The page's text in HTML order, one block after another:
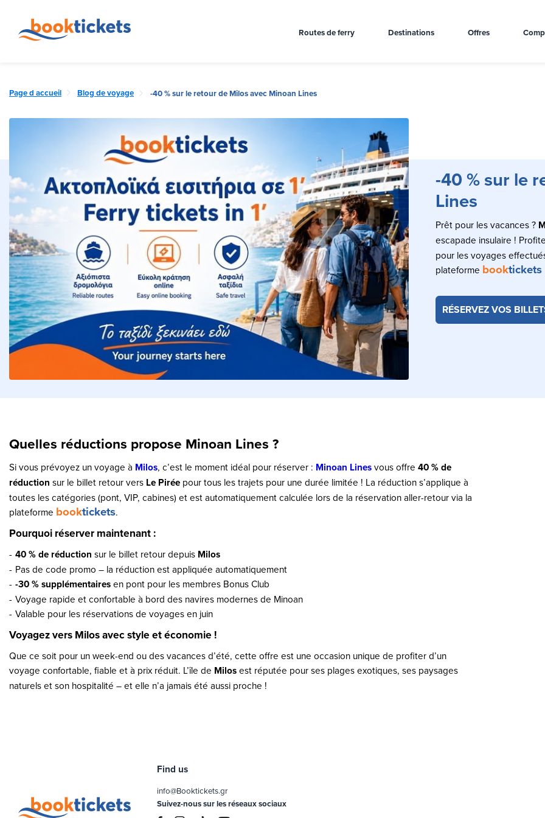
Routes de ferry Destinations Offres
Page d accueil Blog de voyage -40 % sur le retour de Milos avec Minoan Lines
-40 % sur le
Lines
Prêt pour les vacances ?
escapade insulaire !
pour les voyages
plateforme booktickets
RÉSERVEZ VOS
Quelles réductions propose Minoan Lines ?
Si vous prévoyez un voyage à Milos, c’est le moment idéal pour réserver : Minoan Linesvous offre 40 % de
réduction sur le billet retour vers Le Pirée pour tous les trajets pour une durée limitée ! La réduction s’applique à
toutes les catégories (pont, VIP, cabines) et est automatiquement calculée lors de la réservation aller-retour via la
plateforme booktickets.
Pourquoi réserver maintenant :
40 % de réduction sur le billet retour depuis Milos
Pas de code promo – la réduction est appliquée automatiquement
-30 % supplémentairesen pont pour les membres Bonus Club
Voyage rapide et confortable à bord des navires modernes de Minoan
Valable pour les réservations de voyages en juin
Voyagez vers Milos avec style et économie !
Que ce soit pour un week-end ou des vacances d’été, cette offre est une occasion unique de profiter d’un
voyage confortable, fiable et à prix réduit. L’île de Milosest réputée pour ses plages exotiques, ses paysages
naturels et son hospitalité – et elle n’a jamais été aussi proche !
Find us
info@Booktickets.gr
Suivez-nous sur les réseaux sociaux